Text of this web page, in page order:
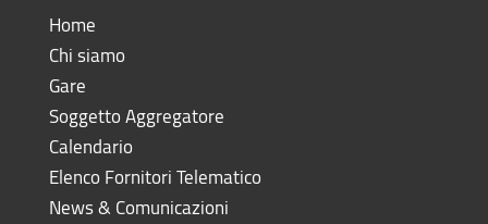
Home
Chi siamo
Gare
Soggetto Aggregatore
Calendario
Elenco Fornitori Telematico
News & Comunicazioni